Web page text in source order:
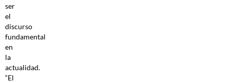
ser
el
discurso
fundamental
en
la
actualidad.
“El